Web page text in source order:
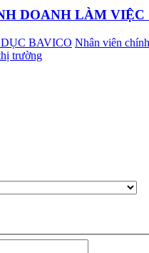
DOANH LÀM VIỆC
BAVICO Nhân viên
trường